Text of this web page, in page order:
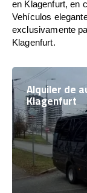
en Klagenfurt, en
Vehículos
exclusivamente
Klagenfurt.
Alquiler de
Klagenfurt